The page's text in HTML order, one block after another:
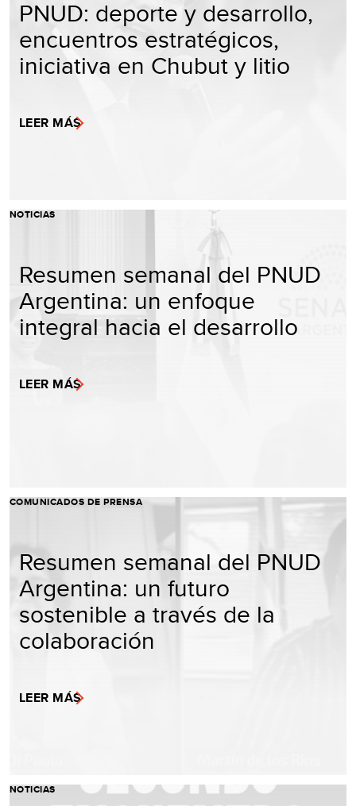
PNUD: deporte y desarrollo,
encuentros estratégicos,
iniciativa en Chubut y litio
LEER MÁS
NOTICIAS
Resumen semanal del PNUD
Argentina: un enfoque
integral hacia el desarrollo
LEER MÁS
COMUNICADOS DE PRENSA
Resumen semanal del PNUD
Argentina: un futuro
sostenible a través de la
colaboración
LEER MÁS
NOTICIAS